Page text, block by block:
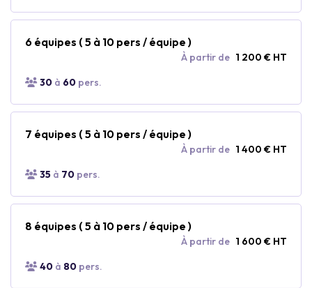
6 équipes ( 5 à 10 pers / équipe )
À partir de 1 200 € HT
30 à 60 pers.
7 équipes ( 5 à 10 pers / équipe )
À partir de 1 400 € HT
35 à 70 pers.
8 équipes ( 5 à 10 pers / équipe )
À partir de 1 600 € HT
40 à 80 pers.